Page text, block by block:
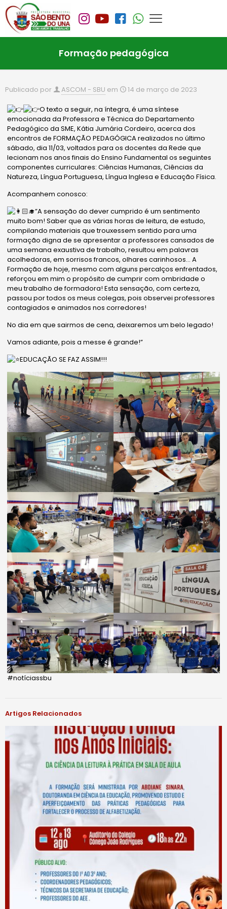
Formação pedagógica
Publicado por ASCOM - SBU em 14 de março de 2023
O texto a seguir, na íntegra, é uma síntese
emocionada da Professora e Técnica do Departamento
Pedagógico da SME, Kátia Jumária Cordeiro, acerca dos
encontros de FORMAÇÃO PEDAGÓGICA realizados no último
sábado, dia 11/03, voltados para os docentes da Rede que
lecionam nos anos finais do Ensino Fundamental os seguintes
componentes curriculares: Ciências Humanas, Ciências da
Natureza, Língua Portuguesa, Língua Inglesa e Educação Física.
Acompanhem conosco:
”A sensaçãodo dever cumprido é um sentimento
muito bom! Saber que as várias horas de leitura, de estudo,
compilando materiais que trouxessem sentido para uma
formação digna de se apresentar a professores cansados de
uma semana exaustiva de trabalho, resultou em palavras
acolhedoras, em sorrisos francos, olhares carinhosos… A
Formação de hoje, mesmo com alguns percalços enfrentados,
reforçou em mim o propósito de cumprir com ombridade o
meu trabalho de formadora! Esta sensação, com certeza,
passou por todos os meus colegas, pois observei professores
contagiados e animados nos corredores!
No dia em que sairmos de cena, deixaremos um belo legado!
Vamos adiante, pois a messe é grande!”
EDUCAÇÃO SE FAZ ASSIM!!!
#notíciassbu
Artigos Relacionados